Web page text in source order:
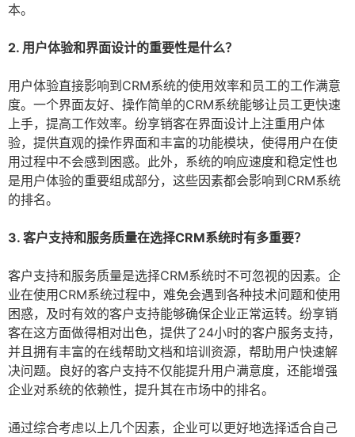
本。
2. 用户体验和界面设计的重要性是什么？
用户体验直接影响到CRM系统的使用效率和员工的工作满意
度。一个界面友好、操作简单的CRM系统能够让员工更快速
上手，提高工作效率。纷享销客在界面设计上注重用户体
验，提供直观的操作界面和丰富的功能模块，使得用户在使
用过程中不会感到困惑。此外，系统的响应速度和稳定性也
是用户体验的重要组成部分，这些因素都会影响到CRM系统
的排名。
3. 客户支持和服务质量在选择CRM系统时有多重要？
客户支持和服务质量是选择CRM系统时不可忽视的因素。企
业在使用CRM系统过程中，难免会遇到各种技术问题和使用
困惑，及时有效的客户支持能够确保企业正常运转。纷享销
客在这方面做得相对出色，提供了24小时的客户服务支持，
并且拥有丰富的在线帮助文档和培训资源，帮助用户快速解
决问题。良好的客户支持不仅能提升用户满意度，还能增强
企业对系统的依赖性，提升其在市场中的排名。
通过综合考虑以上几个因素，企业可以更好地选择适合自己